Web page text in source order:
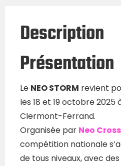
Description
Présentation
Le NEO STORM revient
les 18 et 19 octobre 2025
Clermont-Ferrand.
Organisée par Neo
compétition nationale
de tous niveaux, avec